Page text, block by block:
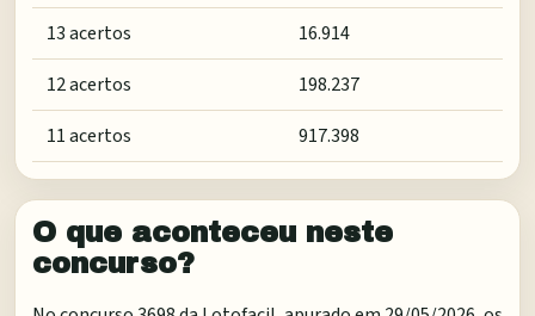
13 acertos
16.914
12 acertos
198.237
11 acertos
917.398
O que aconteceu neste
concurso?